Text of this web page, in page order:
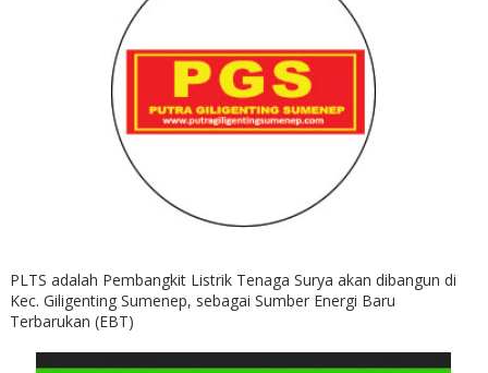
PLTS adalah Pembangkit Listrik Tenaga Surya akan dibangun di
Kec. Giligenting Sumenep, sebagai Sumber Energi Baru
Terbarukan (EBT)